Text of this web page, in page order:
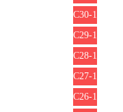
C30-1
C29-1
C28-1
C27-1
C26-1